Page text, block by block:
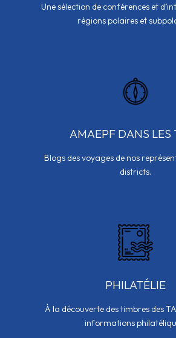
Une sélection de conférences et
régions polaires et
AMAEPF DANS LES
Blogs des voyages de nos
districts.
PHILATÉLIE
À la découverte des timbres des
informations